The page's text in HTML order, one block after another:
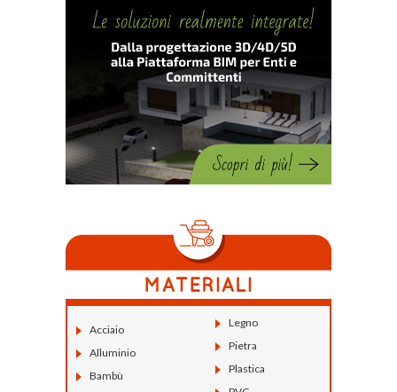
Acciaio
Alluminio
Bambù
Legno
Pietra
Plastica